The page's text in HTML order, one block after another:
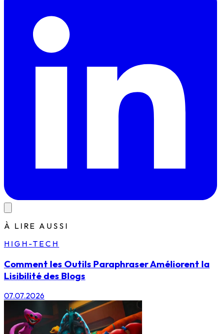
À LIRE AUSSI
HIGH-TECH
Comment les Outils Paraphraser Améliorent la
Lisibilité des Blogs
07.07.2026